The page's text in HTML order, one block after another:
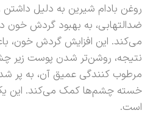
ضدالتهابی، به بهبود گردش
می‌کند. این افزایش گردش خون،
نتیجه، روشن‌تر شدن پوست
مرطوب کنندگی عمیق آن، به پر
خسته چشم‌ها کمک می‌کند. این
است.